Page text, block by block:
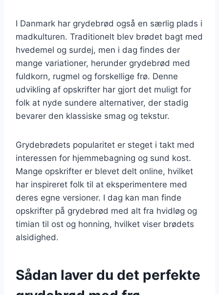
I Danmark har grydebrød også en særlig plads i
madkulturen. Traditionelt blev brødet bagt med
hvedemel og surdej, men i dag findes der
mange variationer, herunder grydebrød med
fuldkorn, rugmel og forskellige frø. Denne
udvikling af opskrifter har gjort det muligt for
folk at nyde sundere alternativer, der stadig
bevarer den klassiske smag og tekstur.
Grydebrødets popularitet er steget i takt med
interessen for hjemmebagning og sund kost.
Mange opskrifter er blevet delt online, hvilket
har inspireret folk til at eksperimentere med
deres egne versioner. I dag kan man finde
opskrifter på grydebrød med alt fra hvidløg og
timian til ost og honning, hvilket viser brødets
alsidighed.
Sådan laver du det perfekte